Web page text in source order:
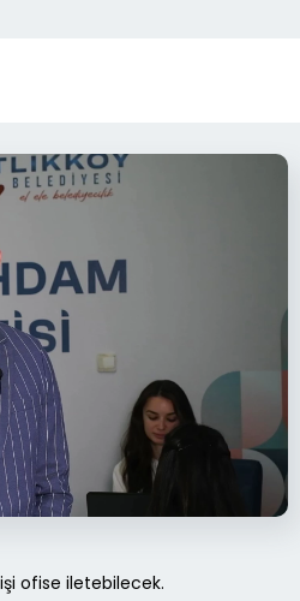
ofise iletebilecek.